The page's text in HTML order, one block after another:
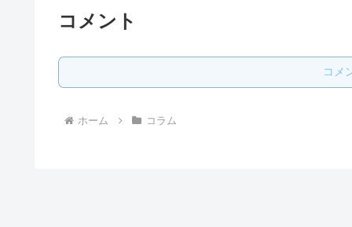
コメント
コメ
ホーム コラム